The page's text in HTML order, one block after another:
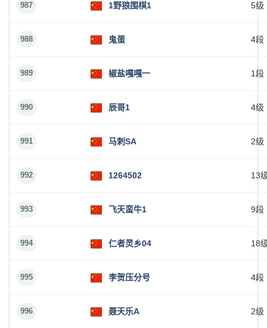
987 1野狼围棋1 5级
988 鬼蛋 4段
989 椒盐嘎嘎一 1段
990 辰哥1 4级
991 马刺SA 2级
992 1264502 13
993 飞天蛮牛1 9段
994 仁者灵乡04 18
995 李贺压分号 4段
996 聂天乐A 2级